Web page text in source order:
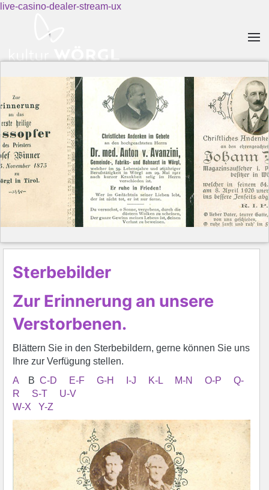
live-casino-dealer-stream-ux
Sterbebilder
Zur Erinnerung an unsere
Verstorbenen.
Blättern Sie in den Sterbebildern, gerne können Sie uns
Ihre zur Verfügung stellen.
A
B C-D E-F G-H I-J K-L M-N O-P
Q-
R
S-T
U-V
W-X
Y-Z